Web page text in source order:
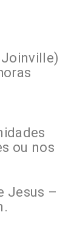
Joinville)
ou nos
Jesus –